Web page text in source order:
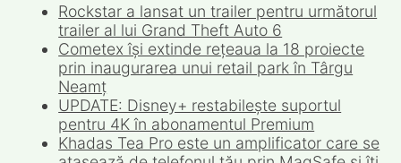
Rockstar a lansat un trailer pentru următorul
trailer al lui Grand Theft Auto 6
Cometex își extinde rețeaua la 18 proiecte
prin inaugurarea unui retail park în Târgu
Neamț
UPDATE: Disney+ restabilește suportul
pentru 4K în abonamentul Premium
Khadas Tea Pro este un amplificator care se